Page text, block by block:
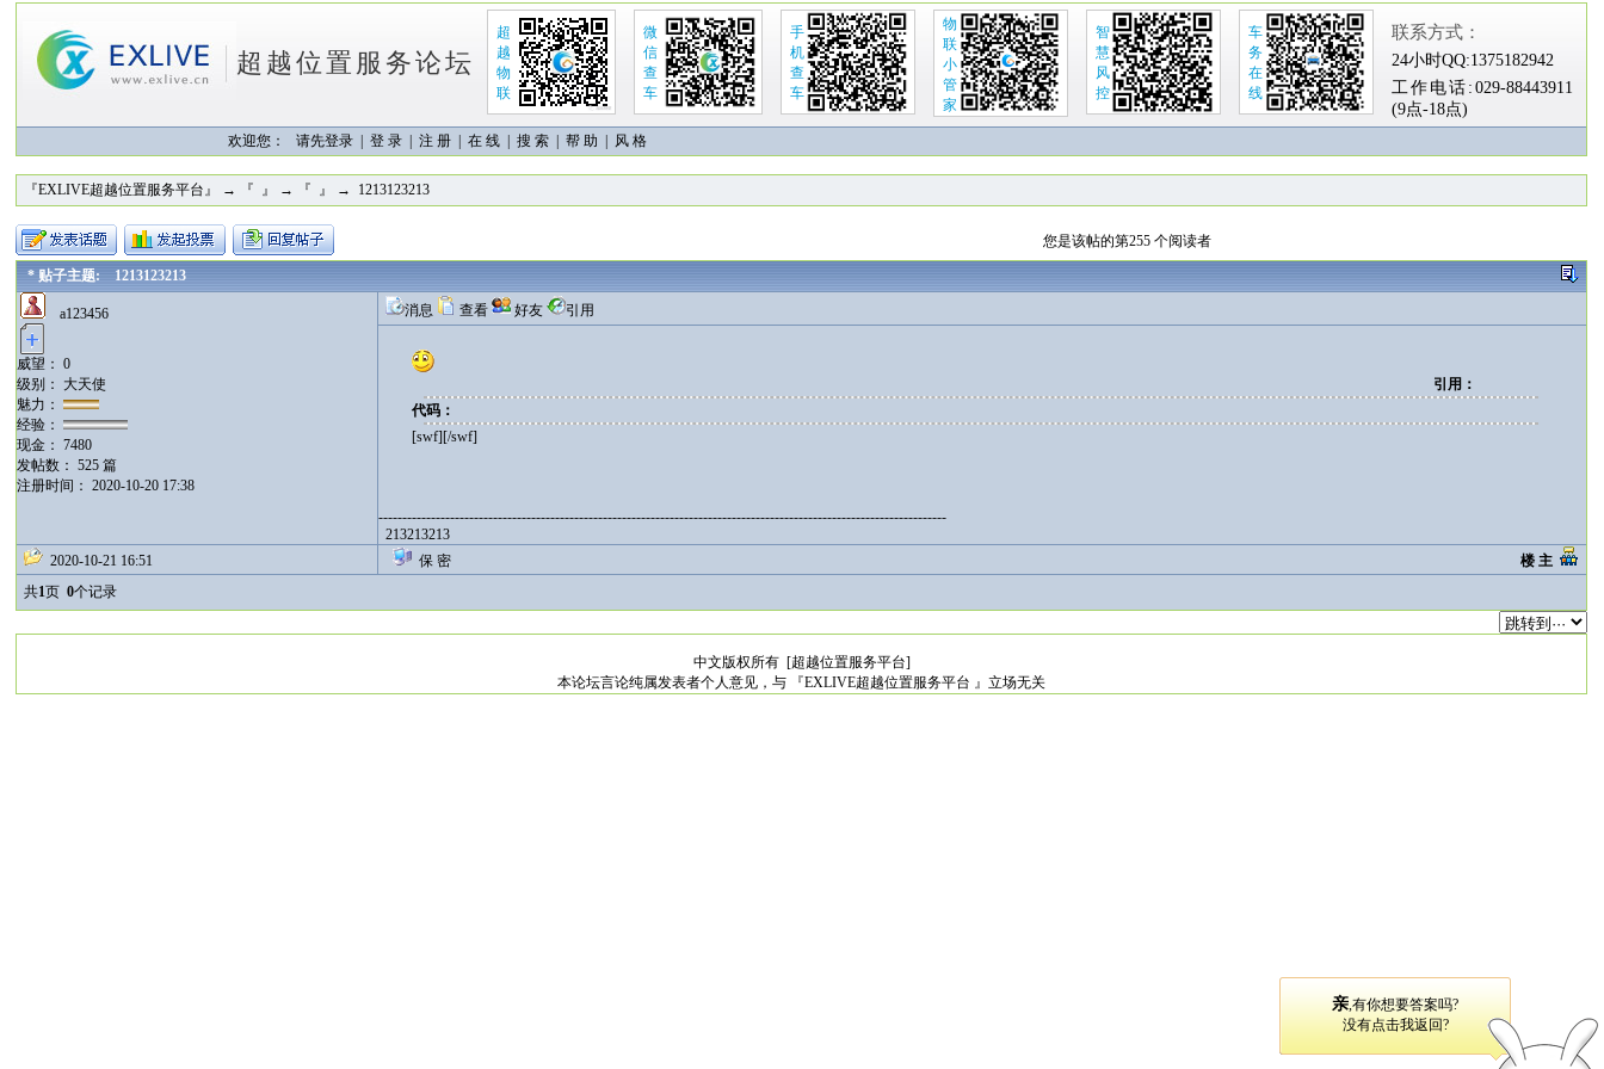
超越位置服务论坛
超
越
物
联
微
信
查
车
手
机
查
车
物
联
小
管
家
智
慧
风
控
车
务
在
线
联系方式：
24小时QQ:1375182942
工作电话:029-88443911
(9点-18点)
欢迎您： 请先登录 | 登 录 注 册 在 线 搜 索 帮 助 | 风 格
『EXLIVE超越位置服务平台』 → 『 』 → 『 』 → 1213123213
您是该帖的第255 个阅读者
* 贴子主题: 1213123213
a123456
威望： 0
级别： 大天使
魅力：
经验：
现金： 7480
发帖数： 525 篇
注册时间： 2020-10-20 17:38
消息 查看 好友 引用
引用：
代码：
[swf][/swf]
-----------------------------------------------------------------------------------------------------------------------
213213213
2020-10-21 16:51
保 密
楼 主
共1页0个记录
中文版权所有 [超越位置服务平台]
本论坛言论纯属发表者个人意见，与 『EXLIVE超越位置服务平台 』立场无关
亲,有你想要答案吗?
没有点击我返回?